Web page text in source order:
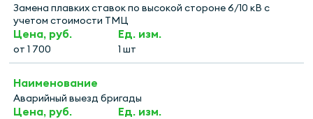
Замена плавких ставок по высокой стороне 6/10 кВ с
учетом стоимости ТМЦ
от 1 700 1 шт
Аварийный выезд бригады